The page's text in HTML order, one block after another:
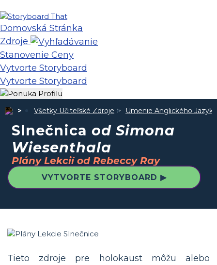
Domovská Stránka
Zdroje
Stanovenie Ceny
Vytvorte Storyboard
Vytvorte Storyboard
Všetky Učiteľské Zdroje Umenie Anglického Jazyka
Slnečnica od Simona
Wiesenthala
Plány Lekcií od Rebeccy Ray
VYTVORTE STORYBOARD ▶
Tieto zdroje pre holokaust môžu alebo